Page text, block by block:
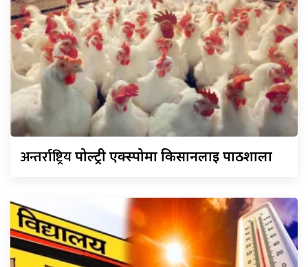
अन्तर्राष्ट्रियपोल्ट्री एक्स्पोमा किसानलाई पाठशाला